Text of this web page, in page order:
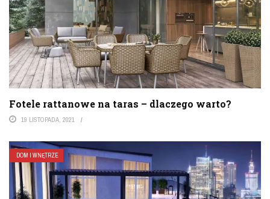
Fotele rattanowe na taras – dlaczego warto?
19 LISTOPADA, 2021
DOM I WNĘTRZE